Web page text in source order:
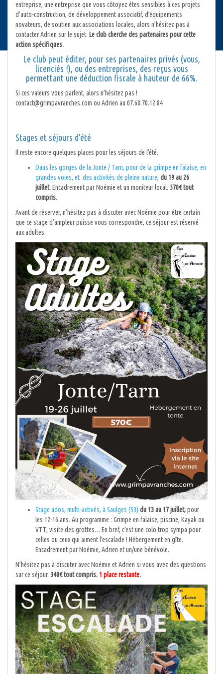
entreprise, une entreprise que vous côtoyez êtes sensibles à ces projets
d’auto-construction, de développement associatif, d’équipements
novateurs, de soutien aux associations locales, alors n’hésitez pas à
contacter Adrien sur le sujet. Le club cherche des partenaires pour cette
action spécifiques.
Le club peut éditer, pour ses partenaires privés (vous,
licenciés !), ou des entreprises, des reçus vous
permettant une déduction fiscale à hauteur de 66%.
Si ces valeurs vous parlent, alors n’hésitez pas !
contact@grimpavranches.com ou Adrien au 07.68.70.12.84
Stages et séjours d’été
Il reste encore quelques places pour les séjours de l’été.
Dans les gorges de la Jonte / Tarn, pour de la grimpe en falaise, en
grandes voies, et des activités de pleine nature, du 19 au 26
juillet.Encadrement par Noémie et un moniteur local. 570€ tout
compris.
Avant de réserver, n’hésitez pas à discuter avec Noémie pour être certain
que ce stage d’ampleur puisse vous correspondre, ce séjour est réservé
aux adultes.
Stage ados, multi-activés, à Saulges (53) du 13 au 17 juillet,pour
les 12-16 ans. Au programme : Grimpe en falaise, piscine, Kayak ou
VTT, visite des grottes… En bref, c’est une colo trop sympa pour
celles ou ceux qui aiment l’escalade ! Hébergement en gîte.
Encadrement par Noémie, Adrien et un/une bénévole.
N’hésitez pas à discuter avec Noémie et Adrien si vous avez des questions
sur ce séjour. 340€ tout compris. 1 place restante.